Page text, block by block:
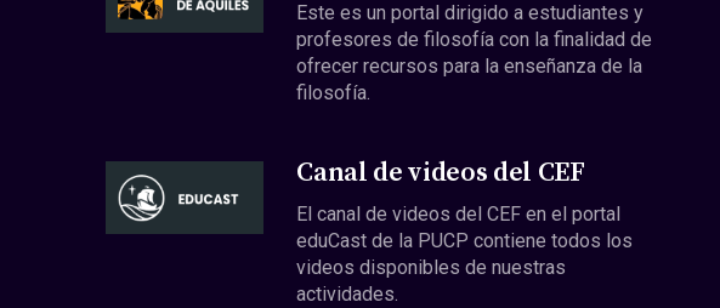
Este es un portal dirigido a estudiantes y
profesores de filosofía con la finalidad de
ofrecer recursos para la enseñanza de la
filosofía.
Canal de videos del CEF
El canal de videos del CEF en el portal
eduCast de la PUCP contiene todos los
videos disponibles de nuestras
actividades.